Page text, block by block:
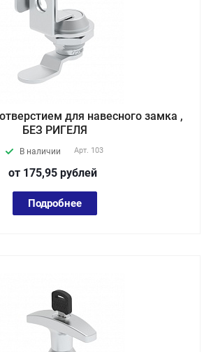
для навесного замка ,
БЕЗ РИГЕЛЯ
В наличии Арт. 103
от 175,95 рублей
Подробнее